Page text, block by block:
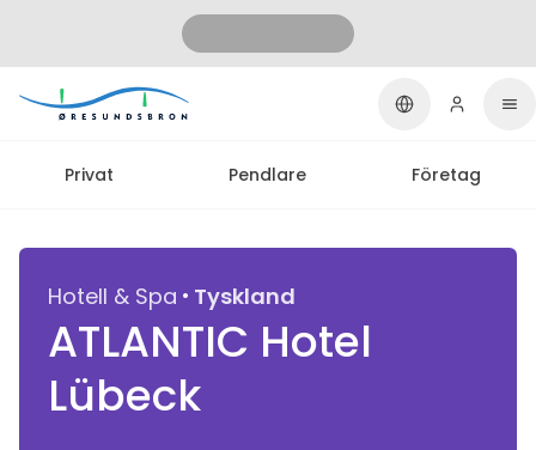
Privat Pendlare Företag
Hotell & Spa · Tyskland
ATLANTIC Hotel
Lübeck